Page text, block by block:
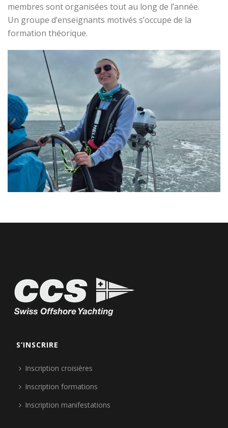
membres sont organisées tout au long de l’année.
Un groupe d’enseignants motivés s’occupe de la
formation théorique.
S’INSCRIRE
Inscription croisières
Inscription formations
Inscription manifestations